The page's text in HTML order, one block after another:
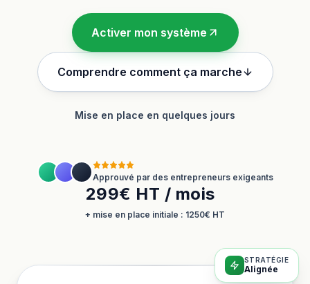
Activer mon système
Comprendre comment ça marche
Mise en place en quelques jours
Approuvé par des entrepreneurs exigeants
299€ HT / mois
+ mise en place initiale : 1250€ HT
STRATÉGIE
Alignée